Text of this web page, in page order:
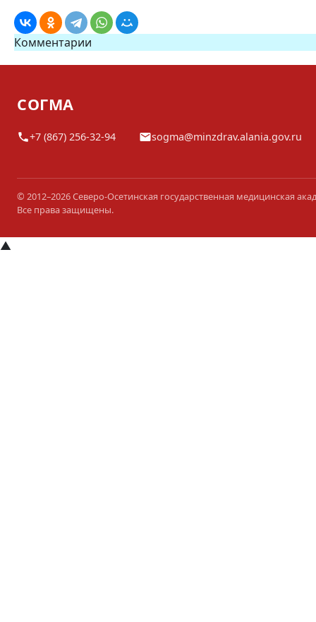
Комментарии
СОГМА
+7 (867) 256-32-94 sogma@minzdrav.alania.gov.ru
© 2012–2026 Северо-Осетинская государственная медицинская
Все права защищены.
▲